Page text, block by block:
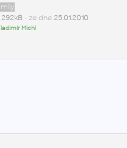
292kB• ze dne 25.01.2010
Michl